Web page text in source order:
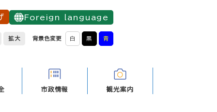
Foreign language
拡大 背景色変更 白 黒 青
市政情報 観光案内